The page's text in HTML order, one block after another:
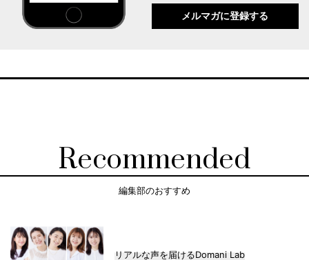
メルマガに登録する
Recommended
編集部のおすすめ
リアルな声を届けるDomani Lab